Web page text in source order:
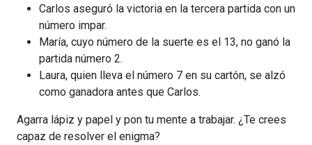
Carlos aseguró la victoria en la tercera partida con un
número impar.
María, cuyo número de la suerte es el 13, no ganó la
partida número 2.
Laura, quien lleva el número 7 en su cartón, se alzó
como ganadora antes que Carlos.
Agarra lápiz y papel y pon tu mente a trabajar. ¿Te crees
capaz de resolver el enigma?